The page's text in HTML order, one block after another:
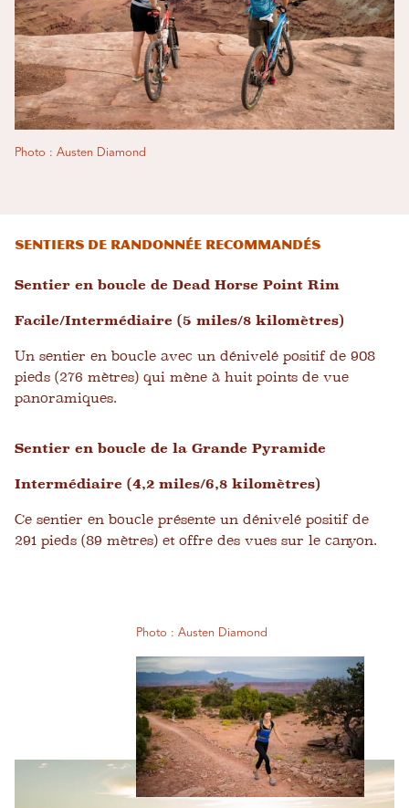
Photo : Austen Diamond
Sentiers de randonnée recommandés
Sentier en boucle de Dead Horse Point Rim
Facile/Intermédiaire (5 miles/8 kilomètres)
Un sentier en boucle avec un dénivelé positif de 908
pieds (276 mètres) qui mène à huit points de vue
panoramiques.
Sentier en boucle de la Grande Pyramide
Intermédiaire (4,2 miles/6,8 kilomètres)
Ce sentier en boucle présente un dénivelé positif de
291 pieds (89 mètres) et offre des vues sur le canyon.
Photo : Austen Diamond